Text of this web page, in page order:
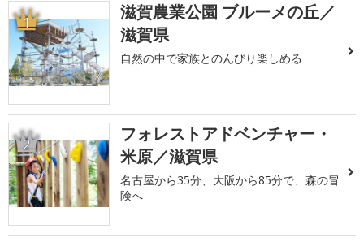
1
滋賀農業公園 ブルーメの丘／
滋賀県
自然の中で家族とのんびり楽しめる
2
フォレストアドベンチャー・
米原／滋賀県
名古屋から35分、大阪から85分で、森の冒
険へ